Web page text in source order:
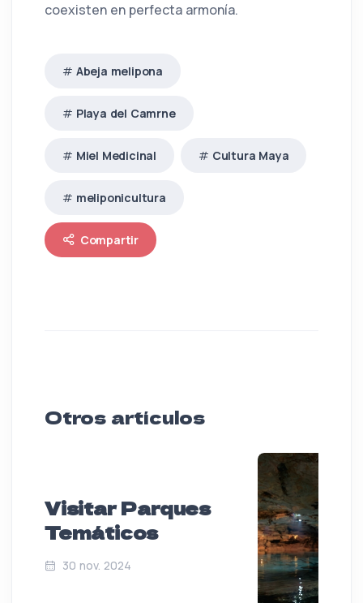
coexisten en perfecta armonía.
Abeja melipona
Playa del Camrne
Miel Medicinal Cultura Maya
meliponicultura
Compartir
Otros artículos
Visitar Parques
Temáticos
30 nov. 2024